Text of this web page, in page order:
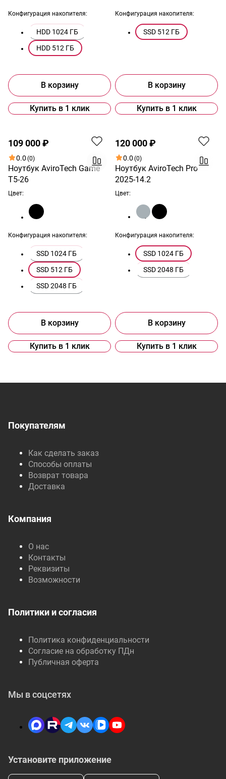
Конфигурация накопителя:
HDD 1024 ГБ
HDD 512 ГБ
В корзину
Купить в 1 клик
Конфигурация накопителя:
SSD 512 ГБ
В корзину
Купить в 1 клик
109 000 ₽
0.0 (0)
Ноутбук AviroTech Game
T5-26
Цвет:
Конфигурация накопителя:
SSD 1024 ГБ
SSD 512 ГБ
SSD 2048 ГБ
В корзину
Купить в 1 клик
120 000 ₽
0.0 (0)
Ноутбук AviroTech Pro
2025-14.2
Цвет:
Конфигурация накопителя:
SSD 1024 ГБ
SSD 2048 ГБ
В корзину
Купить в 1 клик
Покупателям
Как сделать заказ
Способы оплаты
Возврат товара
Доставка
Компания
О нас
Контакты
Реквизиты
Возможности
Политики и согласия
Политика конфиденциальности
Согласие на обработку ПДн
Публичная оферта
Установите приложение
Мы в соцсетях